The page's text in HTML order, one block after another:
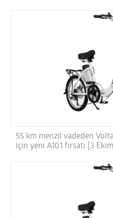
55 km menzil vadeden
için yeni A101 fırsatı [3